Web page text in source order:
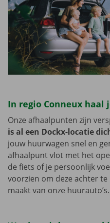
In regio Conneux
Onze afhaalpunten zijn
is al een Dockx-locatie
jouw huurwagen snel en
afhaalpunt vlot met het
de fiets of je persoonlijk
voorzien om deze achter
maakt van onze huurauto’s.